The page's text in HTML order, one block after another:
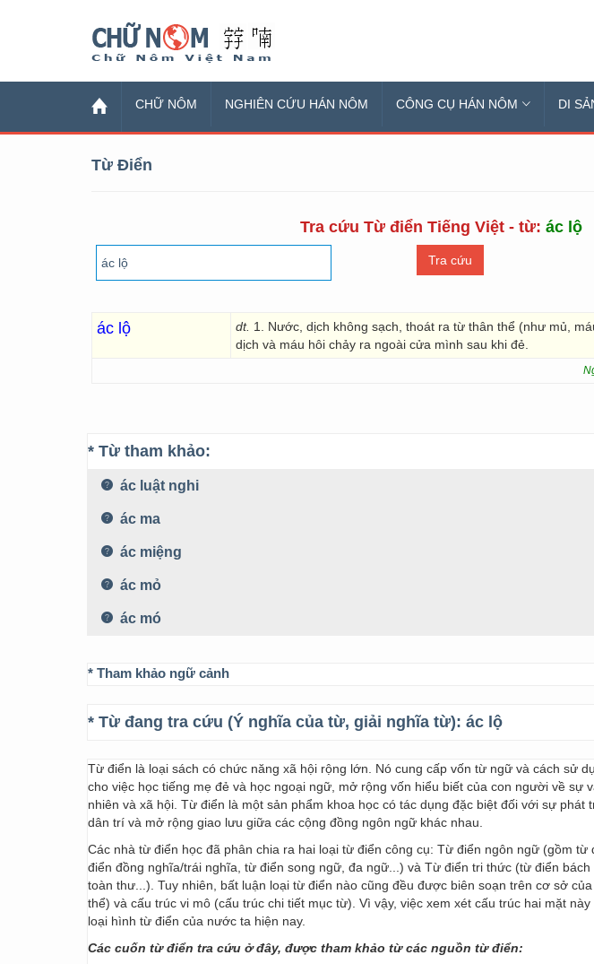
CHỮ NÔM NGHIÊN CỨU HÁN NÔM CÔNG CỤ HÁN NÔM DI
Từ Điển
Tra cứu Từ điển Tiếng Việt - từ: ác lộ
ác lộ dt. 1. Nước, dịch không sạch, thoát ra từ thân thể (như mủ,
dịch và máu hôi chảy ra ngoài cửa mình sau khi đẻ.
* Từ tham khảo:
ác luật nghi
ác ma
ác miệng
ác mỏ
ác mó
* Tham khảo ngữ cảnh
* Từ đang tra cứu (Ý nghĩa của từ, giải nghĩa từ): ác lộ
Từ điển là loại sách có chức năng xã hội rộng lớn. Nó cung cấp vốn từ ngữ và cách sử
cho việc học tiếng mẹ đẻ và học ngoại ngữ, mở rộng vốn hiểu biết của con người về sự
nhiên và xã hội. Từ điển là một sản phẩm khoa học có tác dụng đặc biệt đối với sự phát
dân trí và mở rộng giao lưu giữa các cộng đồng ngôn ngữ khác nhau.
Các nhà từ điển học đã phân chia ra hai loại từ điển công cụ: Từ điển ngôn ngữ (gồm
điển đồng nghĩa/trái nghĩa, từ điển song ngữ, đa ngữ...) và Từ điển tri thức (từ điển
toàn thư...). Tuy nhiên, bất luận loại từ điển nào cũng đều được biên soạn trên cơ sở
thể) và cấu trúc vi mô (cấu trúc chi tiết mục từ). Vì vậy, việc xem xét cấu trúc hai mặt
loại hình từ điển của nước ta hiện nay.
Các cuốn từ điển tra cứu ở đây, được tham khảo từ các nguồn từ điển: